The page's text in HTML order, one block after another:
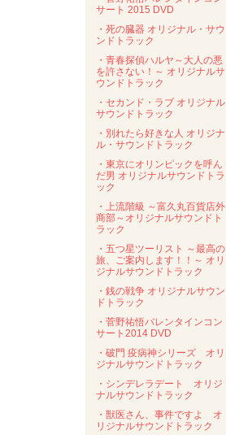
サート 2015 DVD
・死の臓器 オリジナル・サウ
ンドトラック
・青春探偵ハルヤ～大人の悪
を許さない！～ オリジナルサ
ウンドトラック
・セカンド・ラブ オリジナル
サウンドトラック
・別れたら好きな人 オリジナ
ル・サウンドトラック
・東京にオリンピックを呼ん
だ男 オリジナルサウンドトラ
ック
・上流階級 ～富久丸百貨店外
商部～オリジナルサウンドト
ラック
・五つ星ツーリスト ～最高の
旅、ご案内します！！～ オリ
ジナルサウンドトラック
・銭の戦争 オリジナルサウン
ドトラック
・菅野祐悟バレンタインコン
サート2014 DVD
・破門 疫病神シリーズ オリ
ジナルサウンドトラック
・シンデレラデート オリジ
ナルサウンドトラック
・獣医さん、事件ですよ オ
リジナルサウンドトラック